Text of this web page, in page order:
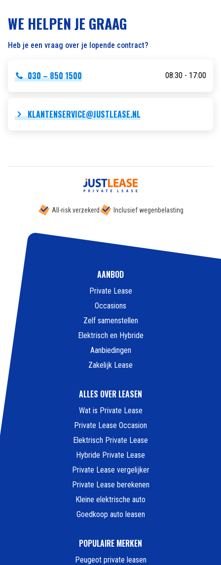
WE HELPEN JE GRAAG
Heb je een vraag over je lopende contract?
030 – 850 1500 08:30 - 17:00
KLANTENSERVICE@JUSTLEASE.NL
All-risk verzekerd Inclusief wegenbelasting
AANBOD
Private Lease
Occasions
Zelf samenstellen
Elektrisch en Hybride
Aanbiedingen
Zakelijk Lease
ALLES OVER LEASEN
Wat is Private Lease
Private Lease Occasion
Elektrisch Private Lease
Hybride Private Lease
Private Lease vergelijker
Private Lease berekenen
Kleine elektrische auto
Goedkoop auto leasen
POPULAIRE MERKEN
Peugeot private leasen